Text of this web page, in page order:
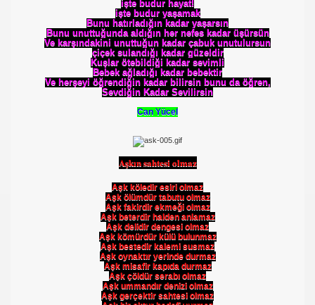
işte budur hayat!
işte budur yaşamak
Bunu hatırladığın kadar yaşarsın
Bunu unuttuğunda aldığın her nefes kadar üşürsün
Ve karşındakini unuttuğun kadar çabuk unutulursun
çiçek sulandığı kadar güzeldir
Kuşlar ötebildiği kadar sevimli
Bebek ağladığı kadar bebektir
Ve herşeyi öğrendiğin kadar bilirsin bunu da öğren,
Sevdiğin Kadar Sevilirsin
Can Yücel
Aşkın sahtesi olmaz
Aşk köledir esiri olmaz
Aşk ölümdür tabutu olmaz
Aşk fakirdir ekmeği olmaz
Aşk beterdir halden anlamaz
Aşk delidir dengesi olmaz
Aşk kömürdür külü bulunmaz
Aşk bestedir kalemi susmaz
Aşk oynaktır yerinde durmaz
Aşk misafir kapıda durmaz
Aşk çöldür serabı olmaz
Aşk ummandır denizi olmaz
Aşk gerçektir sahtesi olmaz